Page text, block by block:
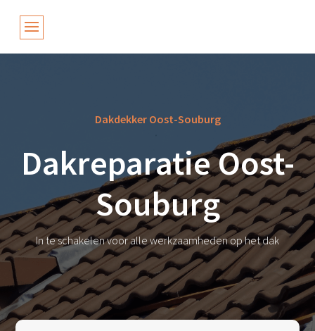
Dakdekker Oost-Souburg
Dakreparatie Oost-
Souburg
In te schakelen voor alle werkzaamheden op het dak